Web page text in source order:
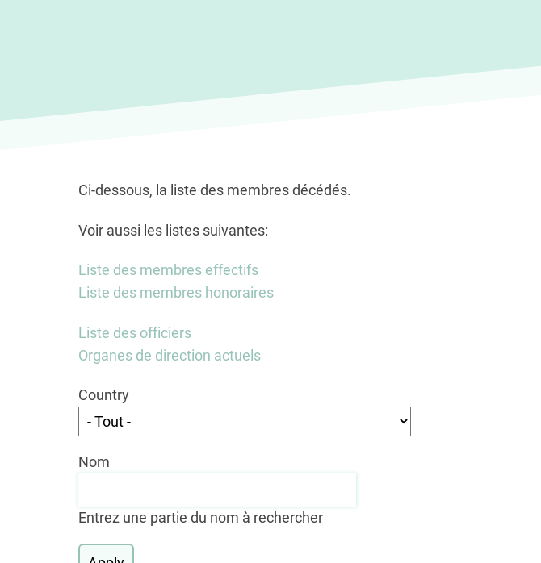
Ci-dessous, la liste des membres décédés.
Voir aussi les listes suivantes:
Liste des membres effectifs
Liste des membres honoraires
Liste des officiers
Organes de direction actuels
Country
Nom
Entrez une partie du nom à rechercher